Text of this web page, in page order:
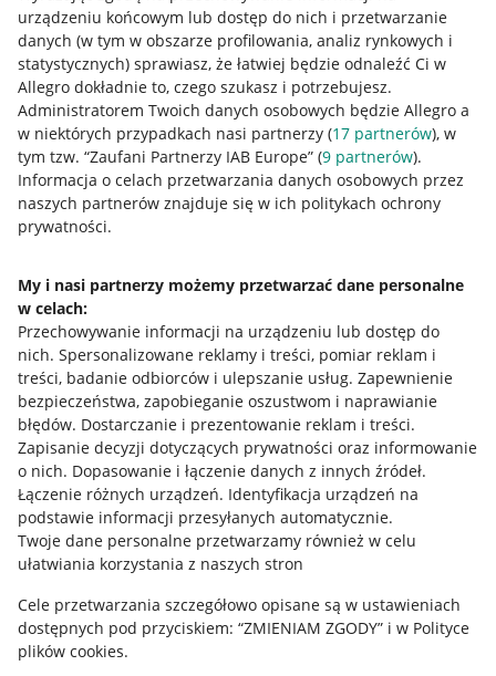
urządzeniu końcowym lub dostęp do nich i przetwarzanie
danych (w tym w obszarze profilowania, analiz rynkowych i
statystycznych) sprawiasz, że łatwiej będzie odnaleźć Ci w
Allegro dokładnie to, czego szukasz i potrzebujesz.
Administratorem Twoich danych osobowych będzie Allegro a
w niektórych przypadkach nasi partnerzy (17 partnerów), w
tym tzw. “Zaufani Partnerzy IAB Europe” (9 partnerów).
Informacja o celach przetwarzania danych osobowych przez
naszych partnerów znajduje się w ich politykach ochrony
prywatności.
My i nasi partnerzy możemy przetwarzać dane personalne
w celach:
Przechowywanie informacji na urządzeniu lub dostęp do
nich. Spersonalizowane reklamy i treści, pomiar reklam i
treści, badanie odbiorców i ulepszanie usług. Zapewnienie
bezpieczeństwa, zapobieganie oszustwom i naprawianie
błędów. Dostarczanie i prezentowanie reklam i treści.
Zapisanie decyzji dotyczących prywatności oraz informowanie
o nich. Dopasowanie i łączenie danych z innych źródeł.
Łączenie różnych urządzeń. Identyfikacja urządzeń na
podstawie informacji przesyłanych automatycznie.
Twoje dane personalne przetwarzamy również w celu
ułatwiania korzystania z naszych stron
Cele przetwarzania szczegółowo opisane są w ustawieniach
dostępnych pod przyciskiem: “ZMIENIAM ZGODY” i w Polityce
plików cookies.
Przydatne informacje
Jak to działa
Allegro Gadane dla sprzedających
Allegro Gadane dla kupujących
Mapa miejscowości
Informacje prawne
Regulamin
Polityka plików "cookies"
Ustawienia plików "cookies"
Udostępnianie lokalizacji
Informacje dla Aktu o Usługach Cyfrowych